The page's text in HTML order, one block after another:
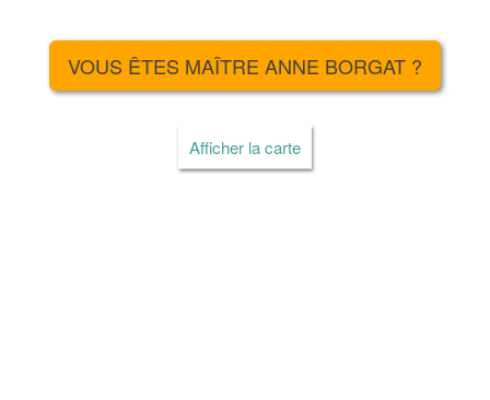
VOUS ÊTES MAÎTRE ANNE BORGAT ?
Afficher la carte